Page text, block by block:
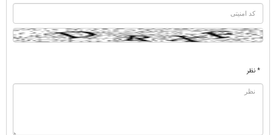
* نظر